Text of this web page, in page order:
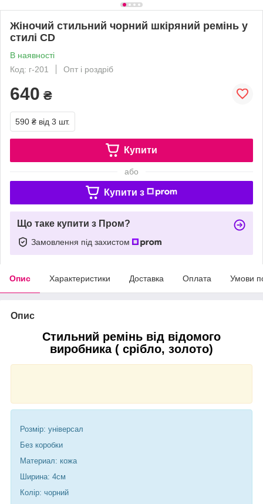
Жіночий стильний чорний шкіряний ремінь у
стилі CD
В наявності
Код: г-201
Опт і роздріб
640 ₴
590 ₴ від 3 шт.
Купити
або
Купити з
Що таке купити з Пром?
Замовлення під захистом
Опис Характеристики Доставка Оплата Умови
Опис
Стильний ремінь від відомого
виробника ( срібло, золото)
Розмір: універсал
Без коробки
Материал: кожа
Ширина: 4см
Колір: чорний